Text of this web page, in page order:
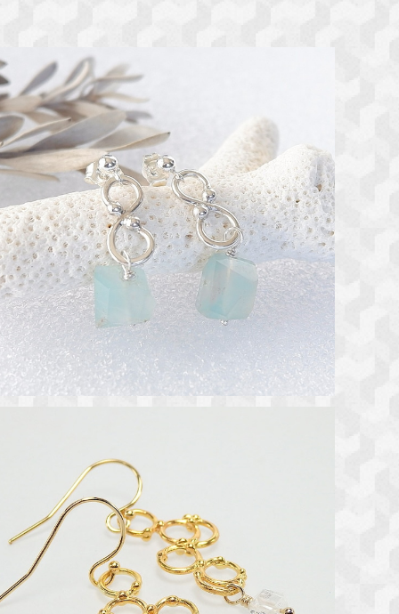
アクアプレーズのデザインピアス 天然石アクセサリー
一点物
¥5,800
*雨音* ダブルポイントクォーツのピアス ｋ14GF
ｋ24GP
¥6,800